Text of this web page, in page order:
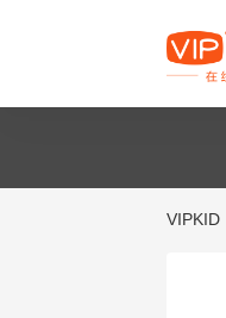
VIPKID